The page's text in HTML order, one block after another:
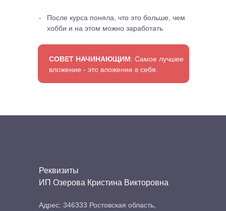
СОВЕТ НАЧИНАЮЩИМ: Самое лучшее
вложение - это вложение в себя.
-
После курса поняла, что это больше, чем
хобби и на этом можно заработать
ИП Озерова Кристина Викторовна
Адрес: 346333 Ростовская область,
Реквизиты